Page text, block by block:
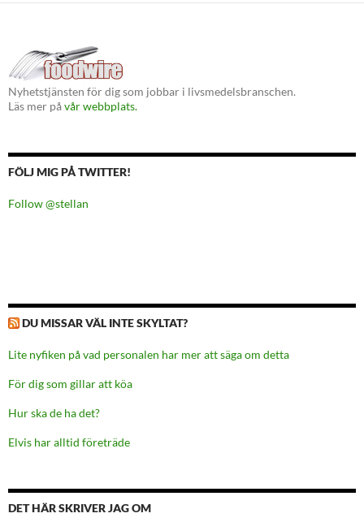
Nyhetstjänsten för dig som jobbar i livsmedelsbranschen.
Läs mer påvår webbplats.
FÖLJ MIG PÅ TWITTER!
Follow @stellan
DU MISSAR VÄL INTE SKYLTAT?
Lite nyfiken på vad personalen har mer att säga om detta
För dig som gillar att köa
Hur ska de ha det?
Elvis har alltid företräde
DET HÄR SKRIVER JAG OM